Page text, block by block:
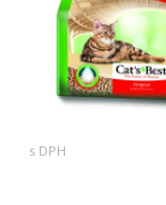
s DPH